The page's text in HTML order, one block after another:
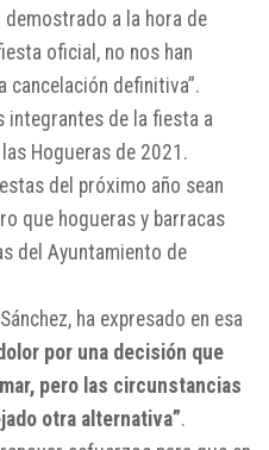
demostrado a la hora de
oficial, no nos han
cancelación definitiva”.
integrantes de la fiesta a
Hogueras de 2021.
del próximo año sean
que hogueras y barracas
del Ayuntamiento de
ha expresado en esa
por una decisión que
pero las circunstancias
otra alternativa”.